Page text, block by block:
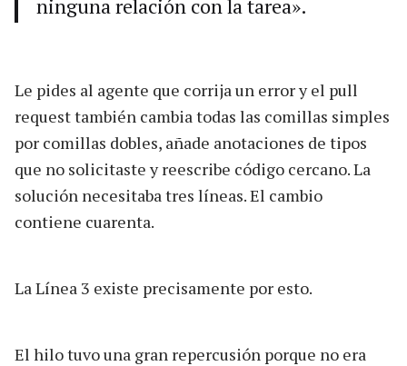
ninguna relación con la tarea».
Le pides al agente que corrija un error y el pull
request también cambia todas las comillas simples
por comillas dobles, añade anotaciones de tipos
que no solicitaste y reescribe código cercano. La
solución necesitaba tres líneas. El cambio
contiene cuarenta.
La Línea 3 existe precisamente por esto.
El hilo tuvo una gran repercusión porque no era